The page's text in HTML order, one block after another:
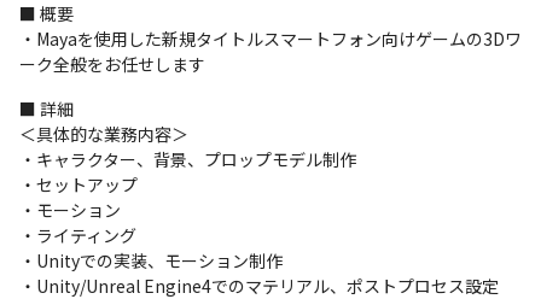
■ 概要
・Mayaを使用した新規タイトルスマートフォン向けゲームの3Dワ
ーク全般をお任せします
■ 詳細
＜具体的な業務内容＞
・キャラクター、背景、プロップモデル制作
・セットアップ
・モーション
・ライティング
・Unityでの実装、モーション制作
・Unity/Unreal Engine4でのマテリアル、ポストプロセス設定